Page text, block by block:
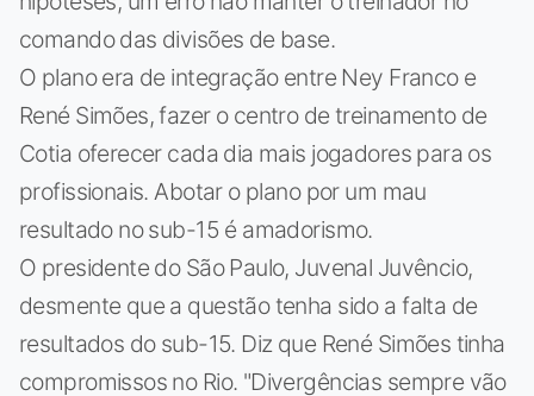
comando das divisões de base.
O plano era de integração entre Ney Franco e
René Simões, fazer o centro de treinamento de
Cotia oferecer cada dia mais jogadores para os
profissionais. Abotar o plano por um mau
resultado no sub-15 é amadorismo.
O presidente do São Paulo, Juvenal Juvêncio,
desmente que a questão tenha sido a falta de
resultados do sub-15. Diz que René Simões tinha
compromissos no Rio. "Divergências sempre vão